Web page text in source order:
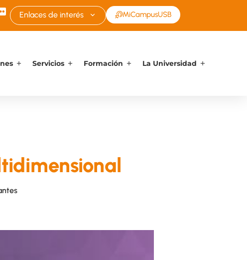
Enlaces de interés MiCampusUSB
Servicios Formación La Universidad